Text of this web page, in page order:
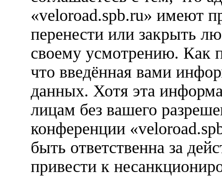
«veloroad.spb.ru» имеют
перенести или закрыть
своему усмотрению. Как
что введённая вами
данных. Хотя эта
лицам без вашего
конференции
быть ответственна за
привести к